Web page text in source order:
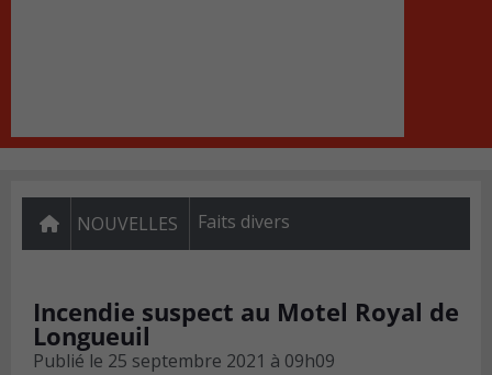
NOUVELLES Faits divers
Incendie suspect au Motel Royal de
Longueuil
Publié le 25 septembre 2021 à 09h09